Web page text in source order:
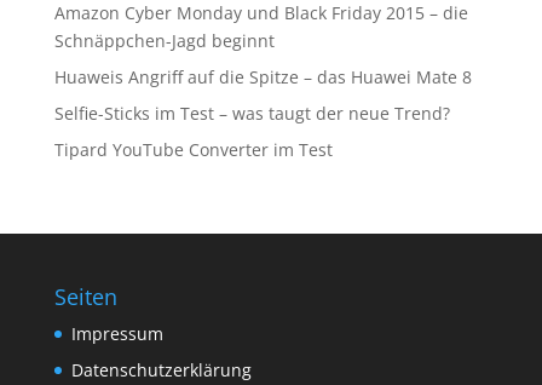
Amazon Cyber Monday und Black Friday 2015 – die
Schnäppchen-Jagd beginnt
Huaweis Angriff auf die Spitze – das Huawei Mate 8
Selfie-Sticks im Test – was taugt der neue Trend?
Tipard YouTube Converter im Test
Seiten
Impressum
Datenschutzerklärung